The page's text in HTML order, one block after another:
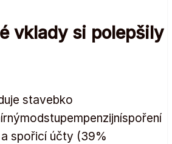
vklady si polepšily
stavebko
spořicí účty (39%